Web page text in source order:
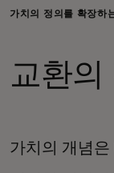
이노베이
뉴스 & 인
가치의 정의를 확장하
교환의
가치의 개념